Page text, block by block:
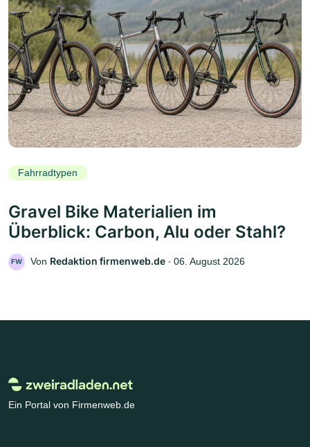
Fahrradtypen
Gravel Bike Materialien im
Überblick: Carbon, Alu oder Stahl?
FW Von Redaktion firmenweb.de ‧ 06. August 2026
Ein Portal von Firmenweb.de